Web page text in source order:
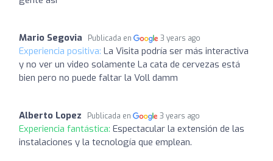
Mario Segovia Publicada en 3 years ago
Experiencia positiva: La Visita podría ser más interactiva
y no ver un video solamente La cata de cervezas está
bien pero no puede faltar la Voll damm
Alberto Lopez Publicada en 3 years ago
Experiencia fantástica: Espectacular la extensión de las
instalaciones y la tecnología que emplean.